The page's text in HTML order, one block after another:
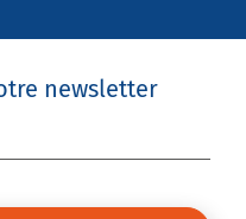
newsletter